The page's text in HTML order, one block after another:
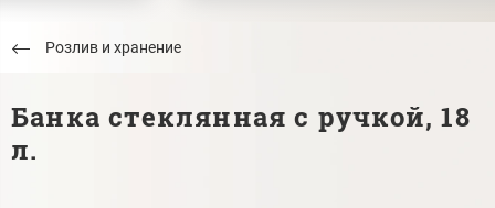
Розлив и хранение
Банка стеклянная с ручкой, 18
л.